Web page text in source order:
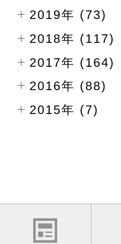
2019年 (73)
2018年 (117)
2017年 (164)
2016年 (88)
2015年 (7)